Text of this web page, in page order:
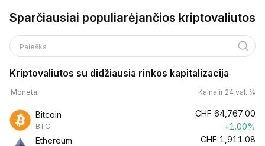
Sparčiausiai populiarėjančios kriptovaliutos
Paieška
Kriptovaliutos su didžiausia rinkos kapitalizacija
Moneta Kaina ir 24 val. %
Bitcoin
BTC
CHF 64,767.00
+1.00%
Ethereum
CHF 1,911.08